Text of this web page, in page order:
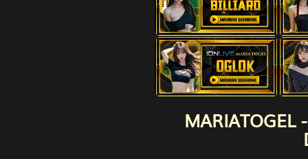
27
Si
Gedung
28
Anak
Sepatu -
29
Penari -